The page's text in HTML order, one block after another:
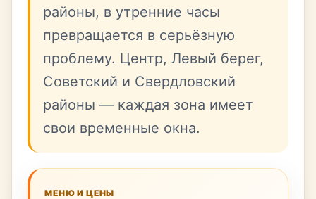
районы, в утренние часы
превращается в серьёзную
проблему. Центр, Левый берег,
Советский и Свердловский
районы — каждая зона имеет
свои временные окна.
МЕНЮ И ЦЕНЫ